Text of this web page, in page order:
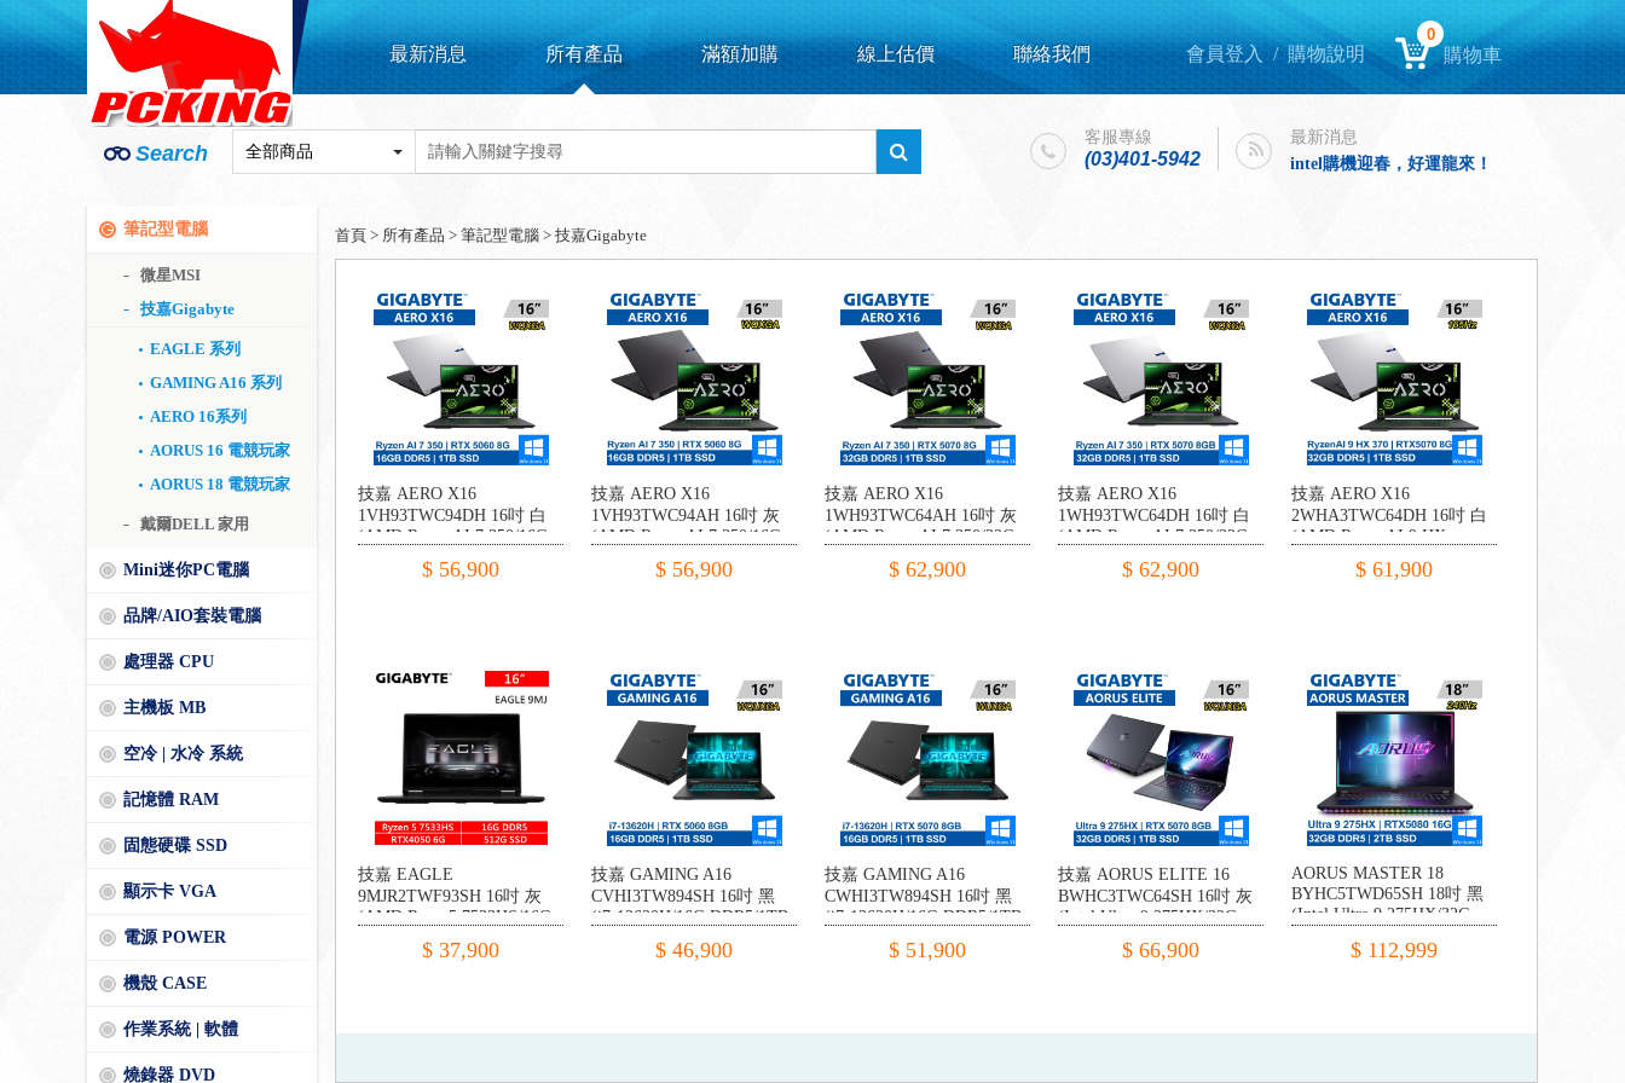
最新消息 所有產品 滿額加購 線上估價 聯絡我們 會員登入 /購物說明
0
購物車
Search
客服專線
(03)401-5942
最新消息
Lenovo Yoga book 9i 開箱
Lenovo Yoga book 9i 開箱
intel購機迎春，好運龍來！
筆記型電腦
微星MSI
技嘉Gigabyte
EAGLE 系列
GAMING A16 系列
AERO 16系列
AORUS 16 電競玩家
AORUS 18 電競玩家
戴爾DELL 家用
Mini迷你PC電腦
品牌/AIO套裝電腦
處理器 CPU
主機板 MB
空冷 | 水冷 系統
記憶體 RAM
固態硬碟 SSD
顯示卡 VGA
電源 POWER
機殼 CASE
作業系統 | 軟體
燒錄器 DVD
首頁 > 所有產品 > 筆記型電腦 > 技嘉Gigabyte
技嘉 AERO X16
1VH93TWC94DH 16吋 白
(AMD Ryzen AI 7 350/16G
$ 56,900
技嘉 AERO X16
1VH93TWC94AH 16吋 灰
(AMD Ryzen AI 7 350/16G
$ 56,900
技嘉 AERO X16
1WH93TWC64AH 16吋 灰
(AMD Ryzen AI 7 350/32G
$ 62,900
技嘉 AERO X16
1WH93TWC64DH 16吋 白
(AMD Ryzen AI 7 350/32G
$ 62,900
技嘉 AERO X16
2WHA3TWC64DH 16吋 白
(AMD Ryzen AI 9 HX
PCIE/RTX5070 8G/W11)
$ 61,900
技嘉 EAGLE
9MJR2TWF93SH 16吋 灰
(AMD Ryzen5 7533HS/16G
$ 37,900
技嘉 GAMING A16
CVHI3TW894SH 16吋 黑
(i7-13620H/16G DDR5/1TB
$ 46,900
技嘉 GAMING A16
CWHI3TW894SH 16吋 黑
(i7-13620H/16G DDR5/1TB
$ 51,900
技嘉 AORUS ELITE 16
BWHC3TWC64SH 16吋 灰
(Intel Ultra 9 275HX/32G
$ 66,900
AORUS MASTER 18
BYHC5TWD65SH 18吋 黑
(Intel Ultra 9 275HX/32G
16G/W11)$ 112,999